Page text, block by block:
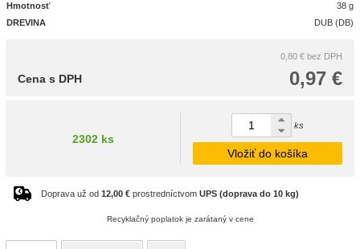
Hmotnosť
38 g
DREVINA
DUB (DB)
0,80 € bez DPH
0,97 €
Cena s DPH
2302 ks
ks
Vložiť do košíka
Doprava už od 12,00 € prostredníctvom UPS (doprava do 10 kg)
Recyklačný poplatok je zarátaný v cene